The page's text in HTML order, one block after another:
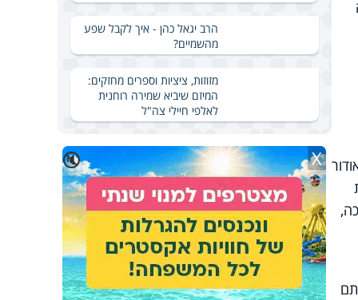
הרב יגאל כהן - איך לקבל שפע
מהשמיים?
מזוזות, ציציות וספרים מחזקים:
המיזם שיביא שמירה רוחנית
לאלפי חיילי צה"ל
🔇 X